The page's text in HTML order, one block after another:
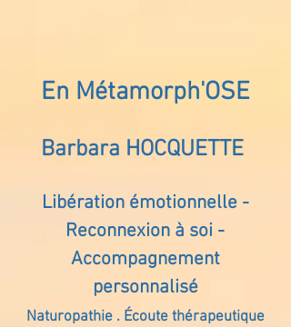
En Métamorph'OSE
Barbara HOCQUETTE
Libération émotionnelle -
Reconnexion à soi -
Accompagnement
personnalisé
Naturopathie . Écoute thérapeutique